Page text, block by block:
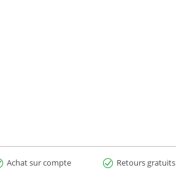
Achat sur compte Retours gratuits